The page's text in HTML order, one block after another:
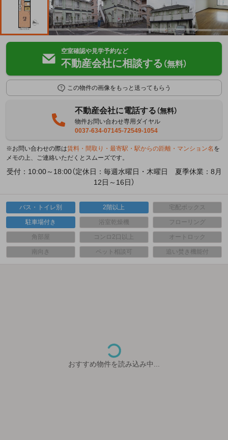
空室確認や見学予約など
不動産会社に相談する （無料）
この物件の画像をもっと送ってもらう
不動産会社に電話する（無料）
物件お問い合わせ専用ダイヤル
0037-634-07145-72549-1054
※お問い合わせの際は賃料・間取り・最寄駅・駅からの距離・マンション名 を
メモの上、ご連絡いただくとスムーズです。
受付：10:00～18:00（定休日：毎週水曜日・木曜日 夏季休業：8月
12日～16日）
バス・トイレ別 2階以上 宅配ボックス
駐車場付き 浴室乾燥機 フローリング
角部屋 コンロ2口以上 オートロック
南向き ペット相談可 追い焚き機能付
おすすめ物件を読み込み中...